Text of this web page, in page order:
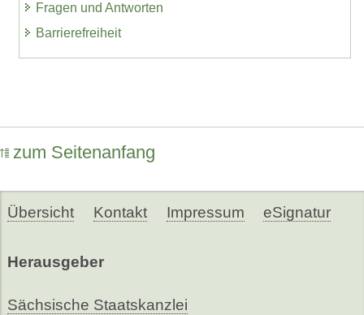
Fragen und Antworten
Barrierefreiheit
zum Seitenanfang
Übersicht Kontakt Impressum eSignatur
Herausgeber
Sächsische Staatskanzlei